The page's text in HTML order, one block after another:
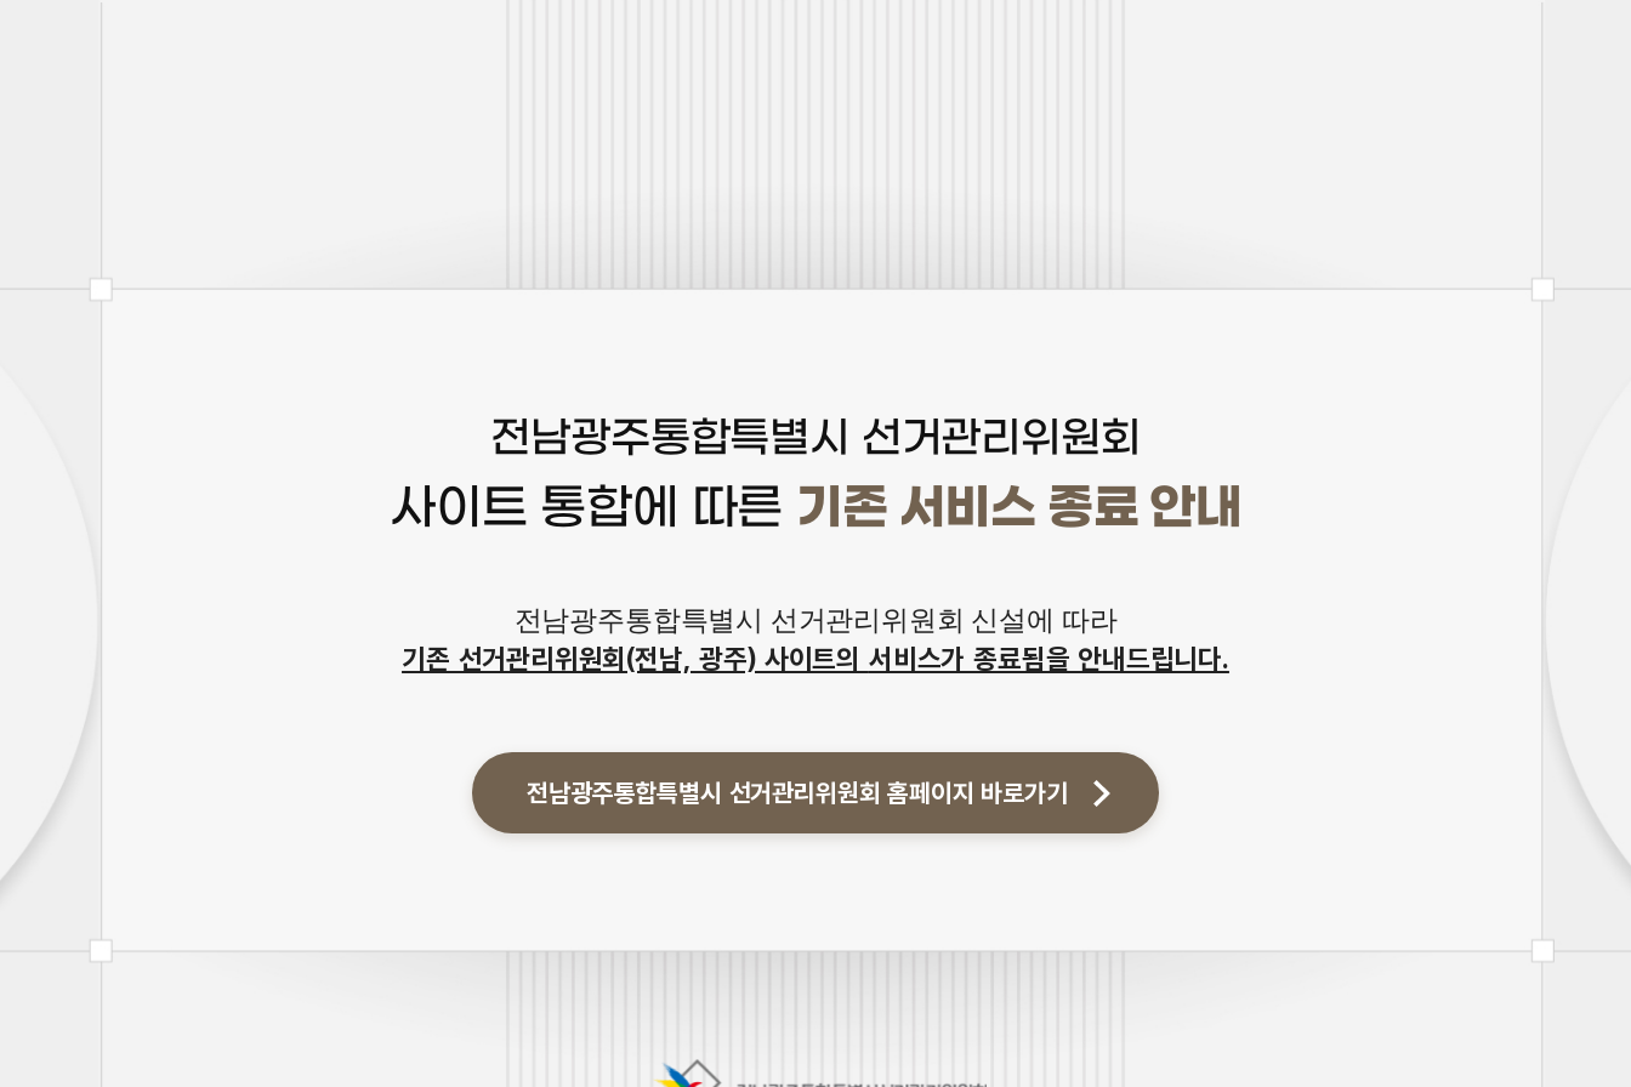
전남광주통합특별시 선거관리위원회
사이트 통합에 따른 기존 서비스 종료 안내
전남광주통합특별시 선거관리위원회 신설에 따라
기존 선거관리위원회(전남, 광주) 사이트의 서비스가 종료됨을 안내드립니다.
전남광주통합특별시 선거관리위원회 홈페이지 바로가기